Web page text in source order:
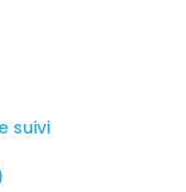
suivi